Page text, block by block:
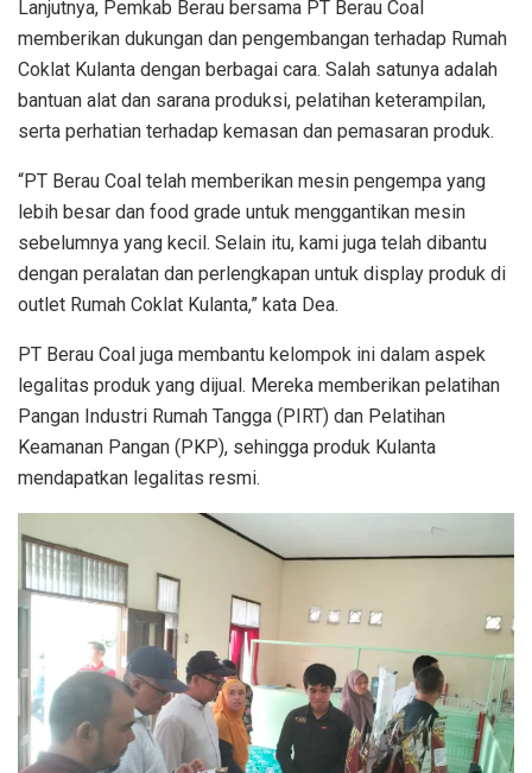
Lanjutnya, Pemkab Berau bersama PT Berau Coal
memberikan dukungan dan pengembangan terhadap Rumah
Coklat Kulanta dengan berbagai cara. Salah satunya adalah
bantuan alat dan sarana produksi, pelatihan keterampilan,
serta perhatian terhadap kemasan dan pemasaran produk.
“PT Berau Coal telah memberikan mesin pengempa yang
lebih besar dan food grade untuk menggantikan mesin
sebelumnya yang kecil. Selain itu, kami juga telah dibantu
dengan peralatan dan perlengkapan untuk display produk di
outlet Rumah Coklat Kulanta,” kata Dea.
PT Berau Coal juga membantu kelompok ini dalam aspek
legalitas produk yang dijual. Mereka memberikan pelatihan
Pangan Industri Rumah Tangga (PIRT) dan Pelatihan
Keamanan Pangan (PKP), sehingga produk Kulanta
mendapatkan legalitas resmi.